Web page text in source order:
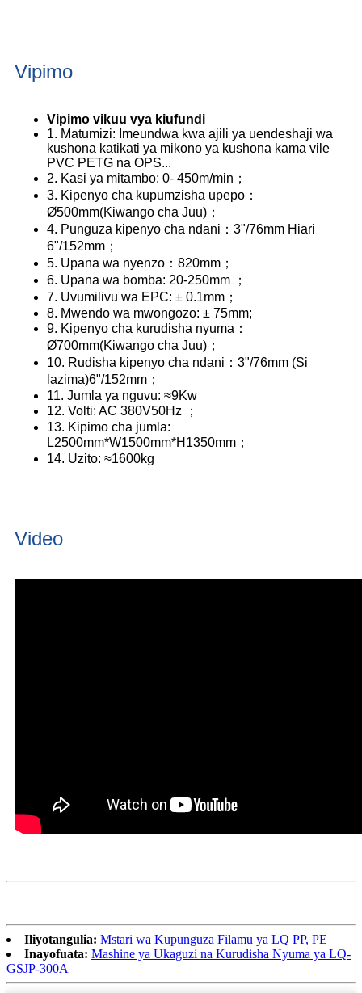
Vipimo
Vipimo vikuu vya kiufundi
1. Matumizi: Imeundwa kwa ajili ya uendeshaji wa
kushona katikati ya mikono ya kushona kama vile
PVC PETG na OPS...
2. Kasi ya mitambo: 0- 450m/min；
3. Kipenyo cha kupumzisha upepo：
Ø500mm(Kiwango cha Juu)；
4. Punguza kipenyo cha ndani：3"/76mm Hiari
6"/152mm；
5. Upana wa nyenzo：820mm；
6. Upana wa bomba: 20-250mm ；
7. Uvumilivu wa EPC: ± 0.1mm；
8. Mwendo wa mwongozo: ± 75mm;
9. Kipenyo cha kurudisha nyuma：
Ø700mm(Kiwango cha Juu)；
10. Rudisha kipenyo cha ndani：3"/76mm (Si
lazima)6"/152mm；
11. Jumla ya nguvu: ≈9Kw
12. Volti: AC 380V50Hz ；
13. Kipimo cha jumla:
L2500mm*W1500mm*H1350mm；
14. Uzito: ≈1600kg
Video
Iliyotangulia: Mstari wa Kupunguza Filamu ya LQ PP, PE
Inayofuata: Mashine ya Ukaguzi na Kurudisha Nyuma ya LQ-
GSJP-300A